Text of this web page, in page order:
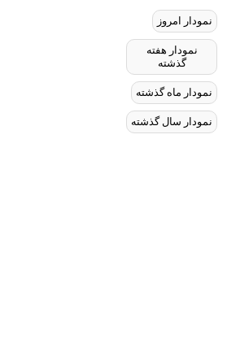
نمودار امروز
نمودار هفته
گذشته
نمودار ماه گذشته
نمودار سال گذشته